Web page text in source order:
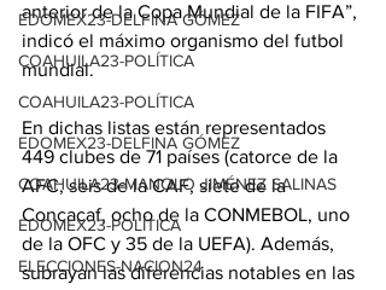
EDOMEX23-DELFINA GÓMEZ
COAHUILA23-POLÍTICA
COAHUILA23-POLÍTICA
EDOMEX23-DELFINA GÓMEZ
COAHUILA23-MANOLO JIMÉNEZ SALINAS
EDOMEX23-POLÍTICA
ELECCIONES-NACION24
anterior de la Copa Mundial de la FIFA”,
indicó el máximo organismo del futbol
mundial.
En dichas listas están representados
449 clubes de 71 países (catorce de la
AFC, seis de la CAF, siete de la
Concacaf, ocho de la CONMEBOL, uno
de la OFC y 35 de la UEFA). Además,
subrayan las diferencias notables en las